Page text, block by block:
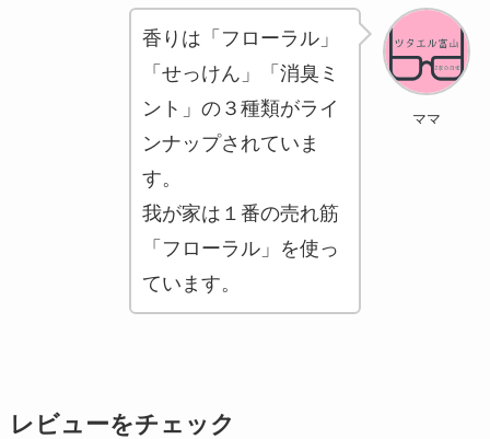
ママ
香りは「フローラル」
「せっけん」「消臭ミ
ント」の３種類がライ
ンナップされていま
す。
我が家は１番の売れ筋
「フローラル」を使っ
ています。
レビューをチェック